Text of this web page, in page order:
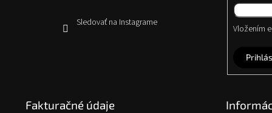
Sledovať na Instagrame
Vložením
Fakturačné údaje